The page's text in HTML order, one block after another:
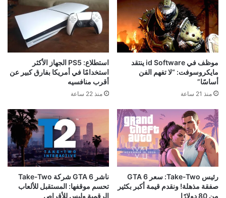
موظف في id Software ينتقد
مايكروسوفت: “لا تفهم الفن
أساسًا”
منذ 21 ساعة
استطلاع: PS5 الجهاز الأكثر
استخدامًا في أمريكا بفارق كبير عن
أقرب منافسيه
منذ 22 ساعة
رئيس Take-Two: سعر GTA 6
صفقة مذهلة! ونقدم قيمة أكبر بكثير
من 80 دولارًا
ناشر GTA 6 شركة Take-Two
تحسم موقفها: المستقبل للألعاب
الرقمية وليس للأقراص